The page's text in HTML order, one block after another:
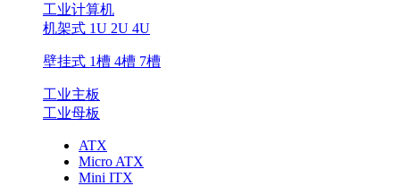
工业计算机
机架式 1U 2U 4U
壁挂式 1槽 4槽 7槽
工业主板
工业母板
ATX
Micro ATX
Mini ITX